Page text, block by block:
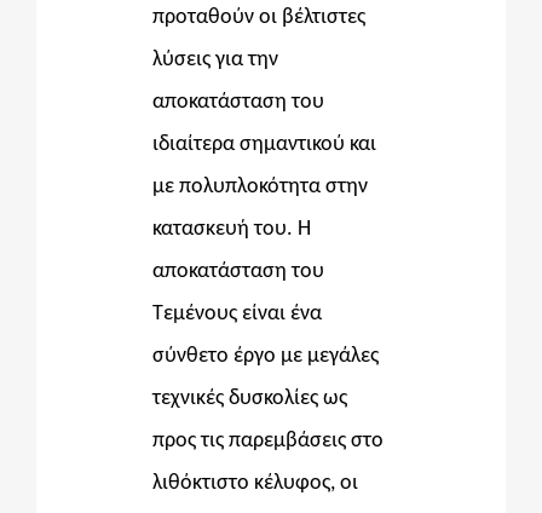
προταθούν οι βέλτιστες
λύσεις για την
αποκατάσταση του
ιδιαίτερα σημαντικού και
με πολυπλοκότητα στην
κατασκευή του. Η
αποκατάσταση του
Τεμένους είναι ένα
σύνθετο έργο με μεγάλες
τεχνικές δυσκολίες ως
προς τις παρεμβάσεις στο
λιθόκτιστο κέλυφος, οι